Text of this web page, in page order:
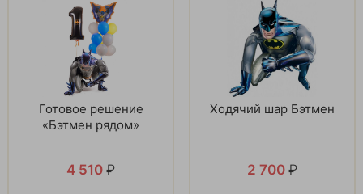
Готовое решение
«Бэтмен рядом»
4 510 ₽
Ходячий шар Бэтмен
2 700 ₽